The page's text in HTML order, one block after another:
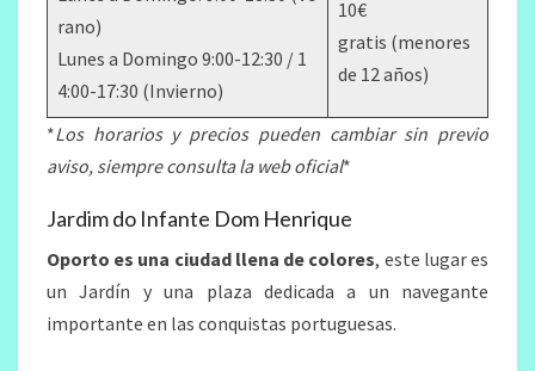
rano)
Lunes a Domingo 9:00-12:30 / 1
4:00-17:30 (Invierno)
10€
gratis (menores
de 12 años)
*Los horarios y precios pueden cambiar sin previo
aviso, siempre consulta la web oficial*
Jardim do Infante Dom Henrique
Oporto es una ciudad llena de colores, este lugar es
un Jardín y una plaza dedicada a un navegante
importante en las conquistas portuguesas.